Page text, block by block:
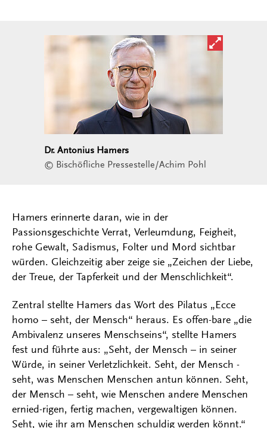
Bild in
Dr. Antonius Hamers
© Bischöfliche Pressestelle/Achim Pohl
Hamers erinnerte daran, wie in der
Passionsgeschichte Verrat, Verleumdung, Feigheit,
rohe Gewalt, Sadismus, Folter und Mord sichtbar
würden. Gleichzeitig aber zeige sie „Zeichen der Liebe,
der Treue, der Tapferkeit und der Menschlichkeit“.
Zentral stellte Hamers das Wort des Pilatus „Ecce
homo – seht, der Mensch“ heraus. Es offen-bare „die
Ambivalenz unseres Menschseins“, stellte Hamers
fest und führte aus: „Seht, der Mensch – in seiner
Würde, in seiner Verletzlichkeit. Seht, der Mensch -
seht, was Menschen Menschen antun können. Seht,
der Mensch – seht, wie Menschen andere Menschen
ernied-rigen, fertig machen, vergewaltigen können.
Seht, wie ihr am Menschen schuldig werden könnt.“